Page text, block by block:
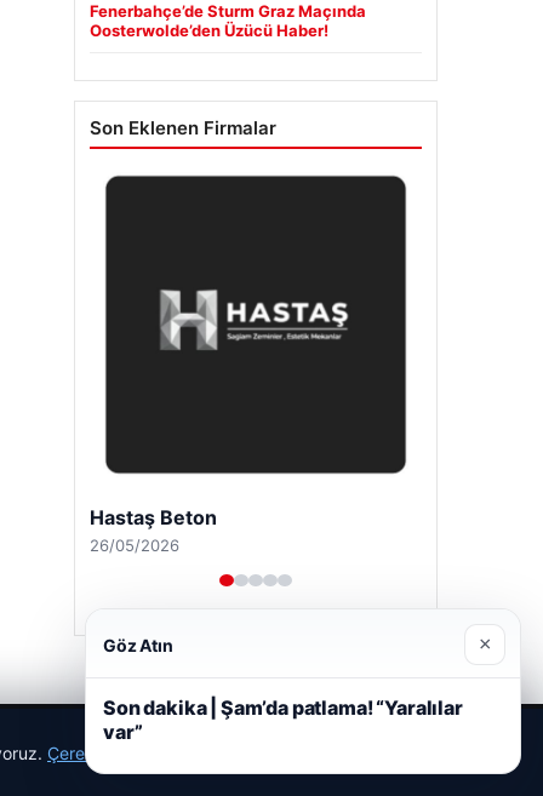
Fenerbahçe’de Sturm Graz Maçında
Oosterwolde’den Üzücü Haber!
Son Eklenen Firmalar
Hastaş Beton
26/05/2026
Çerez Politikamız
Göz Atın ×
Son dakika | Şam’da patlama! “Yaralılar
var”